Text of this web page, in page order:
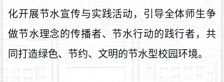
化开展节水宣传与实践活动，引导全体师生争
做节水理念的传播者、节水行动的践行者，共
同打造绿色、节约、文明的节水型校园环境。